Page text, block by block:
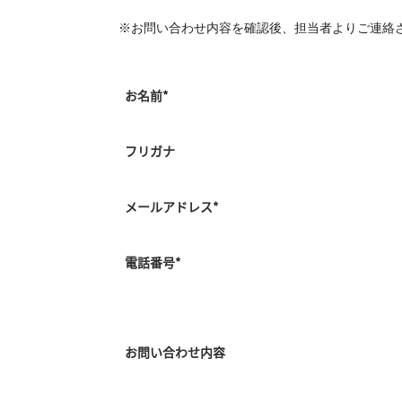
※お問い合わせ内容を確認後、担当者よりご連絡
お名前*
フリガナ
メールアドレス*
電話番号*
お問い合わせ内容